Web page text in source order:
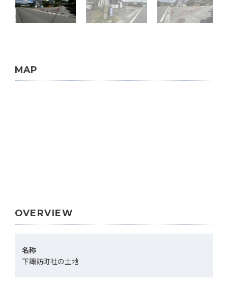
MAP
OVERVIEW
名称
下諏訪町社の土地